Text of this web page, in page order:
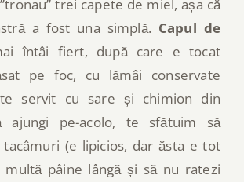
trei capete de miel, așa că
a fost una simplă. Capul de
întâi fiert, după care e tocat
pe foc, cu lămâi conservate
servit cu sare și chimion din
ajungi pe-acolo, te sfătuim să
tacâmuri (e lipicios, dar ăsta e tot
multă pâine lângă și să nu ratezi